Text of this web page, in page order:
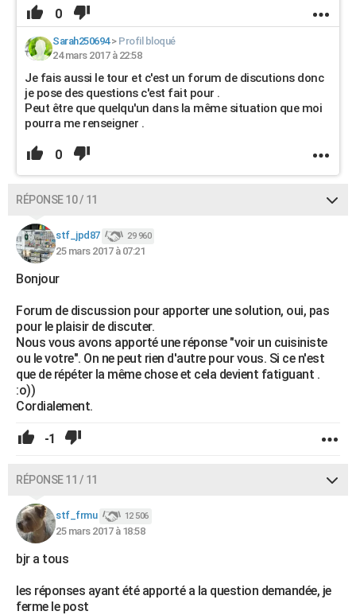
0
Sarah250694> Profil bloqué
24 mars 2017 à 22:58
Je fais aussi le tour et c'est un forum de discutions donc
je pose des questions c'est fait pour .
Peut être que quelqu'un dans la même situation que moi
pourra me renseigner .
0
RÉPONSE 10 / 11
stf_jpd87 29 960
25 mars 2017 à 07:21
Bonjour
Forum de discussion pour apporter une solution, oui, pas
pour le plaisir de discuter.
Nous vous avons apporté une réponse "voir un cuisiniste
ou le votre". On ne peut rien d'autre pour vous. Si ce n'est
que de répéter la même chose et cela devient fatiguant .
:o))
Cordialement.
-1
RÉPONSE 11 / 11
stf_frmu 12 506
25 mars 2017 à 18:58
bjr a tous
les réponses ayant été apporté a la question demandée, je
ferme le post